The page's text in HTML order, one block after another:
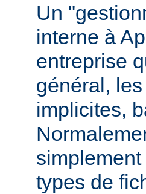
Un
interne à
entreprise
général,
implicites,
types de